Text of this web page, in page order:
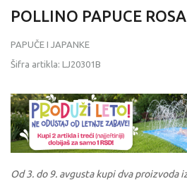
POLLINO PAPUCE ROSA
PAPUČE I JAPANKE
Šifra artikla: LJ20301B
Od 3. do 9. avgusta kupi dva proizvoda